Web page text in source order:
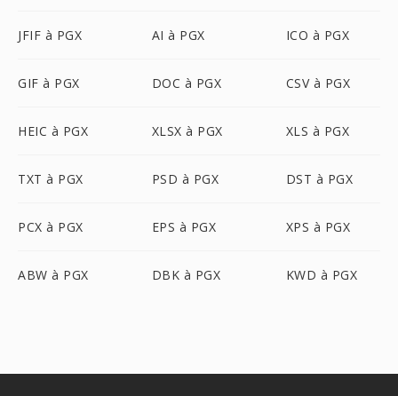
JFIF à PGX AI à PGX ICO à PGX
GIF à PGX DOC à PGX CSV à PGX
HEIC à PGX XLSX à PGX XLS à PGX
TXT à PGX PSD à PGX DST à PGX
PCX à PGX EPS à PGX XPS à PGX
ABW à PGX DBK à PGX KWD à PGX